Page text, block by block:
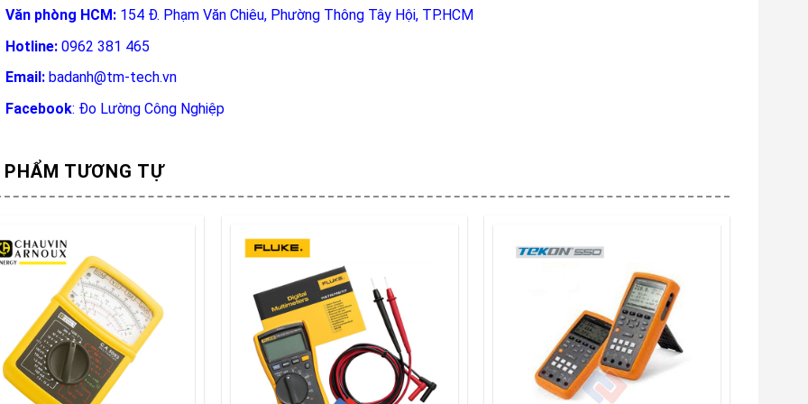
Văn phòng HCM:154 Đ. Phạm Văn Chiêu, Phường Thông Tây Hội, TP.HCM
Hotline: 0962 381 465
Email: badanh@tm-tech.vn
Facebook: Đo Lường Công Nghiệp
TƯƠNG TỰ